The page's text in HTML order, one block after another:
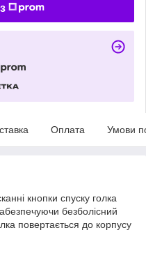
Оплата Умови
кнопки спуску голка
безболісний
повертається до корпусу